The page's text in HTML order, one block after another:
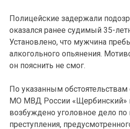
Полицейские задержали
оказался ранее судимый 35-
Установлено, что мужчина
алкогольного опьянения.
он пояснить не смог.
По указанным
МО МВД России «Щербинский»
возбуждено уголовное дело по
преступления,